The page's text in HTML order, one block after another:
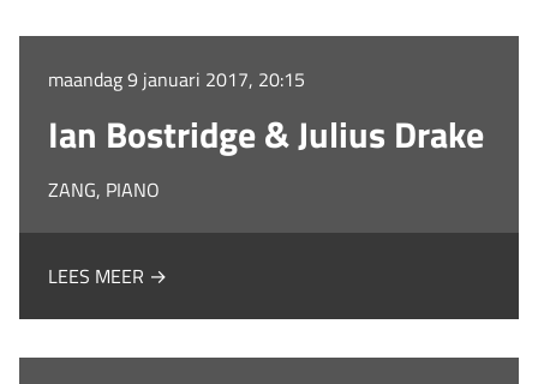
maandag 9 januari 2017, 20:15
Ian Bostridge & Julius Drake
ZANG, PIANO
LEES MEER →